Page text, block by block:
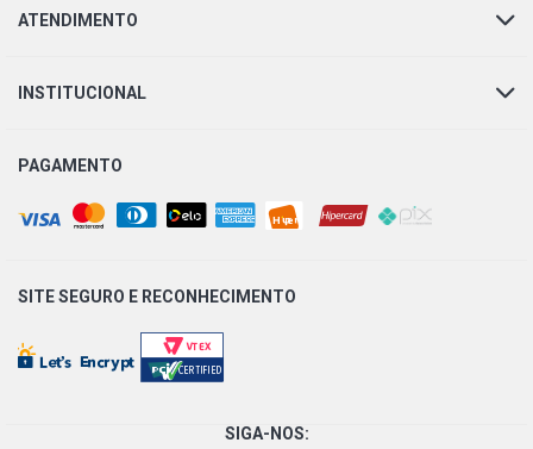
VECTRA EXPRESSION SEDAN 2.0 8V FLEXPOWER FLEX
VECTRA COLLECTION SEDAN 2.0 8V GASOLINA (2004 -
VECTRA ELEGANCE SEDAN 2.0 8V GASOLINA (2005 -
2005)
ATENDIMENTO
INSTITUCIONAL
PAGAMENTO
SITE SEGURO E RECONHECIMENTO
SIGA-NOS: